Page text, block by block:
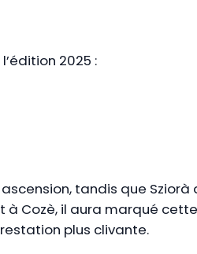
2025 :
tandis que
à Cozè, il aura marqué
plus clivante.